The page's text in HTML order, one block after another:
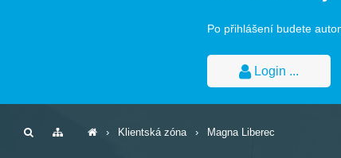
Po přihlášení budete
Login ...
› Klientská zóna › Magna Liberec